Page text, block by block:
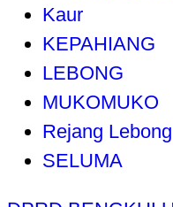
Kaur
KEPAHIANG
LEBONG
MUKOMUKO
Rejang Lebong
SELUMA